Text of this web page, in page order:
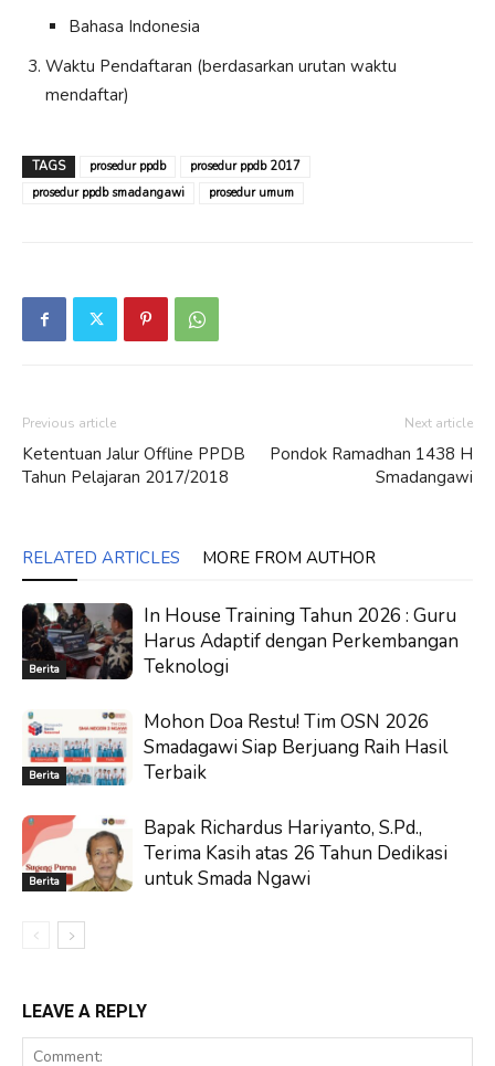
Bahasa Indonesia
Waktu Pendaftaran (berdasarkan urutan waktu
mendaftar)
TAGS prosedur ppdb
prosedur ppdb 2017
prosedur ppdb smadangawi
prosedur umum
Previous article
Ketentuan Jalur Offline PPDB
Tahun Pelajaran 2017/2018
Next article
Pondok Ramadhan 1438 H
Smadangawi
RELATED ARTICLES MORE FROM AUTHOR
Berita
In House Training Tahun 2026 : Guru
Harus Adaptif dengan Perkembangan
Teknologi
Berita
Mohon Doa Restu! Tim OSN 2026
Smadagawi Siap Berjuang Raih Hasil
Terbaik
Berita
Bapak Richardus Hariyanto, S.Pd.,
Terima Kasih atas 26 Tahun Dedikasi
untuk Smada Ngawi
LEAVE A REPLY